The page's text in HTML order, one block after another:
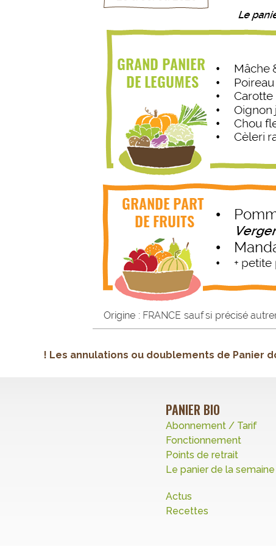
! Les annulations ou doublements de Panier
PANIER BIO
Abonnement / Tarif
Fonctionnement
Points de retrait
Le panier de la semaine
Actus
Recettes